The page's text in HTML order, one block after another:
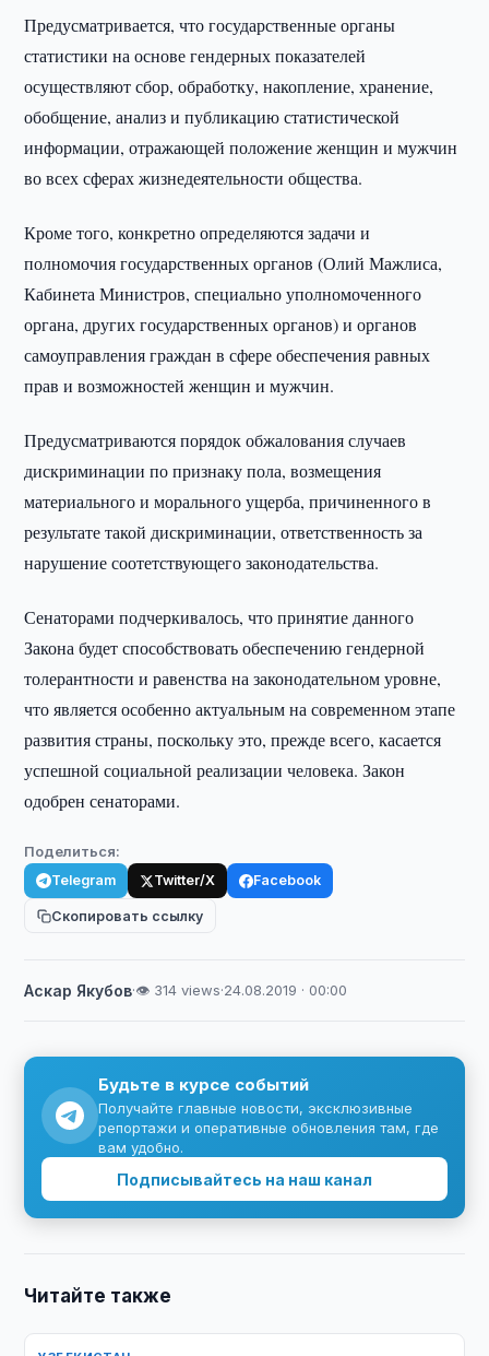
Предусматривается, что государственные органы
статистики на основе гендерных показателей
осуществляют сбор, обработку, накопление, хранение,
обобщение, анализ и публикацию статистической
информации, отражающей положение женщин и мужчин
во всех сферах жизнедеятельности общества.
Кроме того, конкретно определяются задачи и
полномочия государственных органов (Олий Мажлиса,
Кабинета Министров, специально уполномоченного
органа, других государственных органов) и органов
самоуправления граждан в сфере обеспечения равных
прав и возможностей женщин и мужчин.
Предусматриваются порядок обжалования случаев
дискриминации по признаку пола, возмещения
материального и морального ущерба, причиненного в
результате такой дискриминации, ответственность за
нарушение соотетствующего законодательства.
Сенаторами подчеркивалось, что принятие данного
Закона будет способствовать обеспечению гендерной
толерантности и равенства на законодательном уровне,
что является особенно актуальным на современном этапе
развития страны, поскольку это, прежде всего, касается
успешной социальной реализации человека. Закон
одобрен сенаторами.
Поделиться:
Telegram Twitter/X Facebook
Скопировать ссылку
Аскар Якубов·👁 314 views·24.08.2019 · 00:00
Будьте в курсе событий
Получайте главные новости, эксклюзивные
репортажи и оперативные обновления там, где
вам удобно.
Подписывайтесь на наш канал
Читайте также